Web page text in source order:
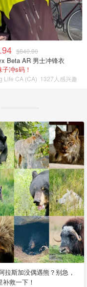
$840.00
Beta AR 男士冲锋衣
冲s码！
Life CA (CA) 1327人感兴趣
拉斯加没偶遇熊？别急，
补救一下！